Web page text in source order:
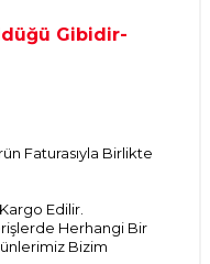
Gibidir-
Faturasıyla Birlikte
Edilir.
Herhangi Bir
Bizim